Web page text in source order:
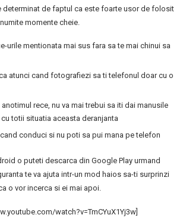
determinat de faptul ca este foarte usor de folosit
momente cheie.
urile mentionata mai sus fara sa te mai chinui sa
atunci cand fotografiezi sa ti telefonul doar cu o
rece, nu va mai trebui sa iti dai manusile
totii situatia aceasta deranjanta
conduci si nu poti sa pui mana pe telefon
o puteti descarca din Google Play urmand
te va ajuta intr-un mod haios sa-ti surprinzi
o vor incerca si ei mai apoi.
watch?v=TmCYuX1Yj3w]